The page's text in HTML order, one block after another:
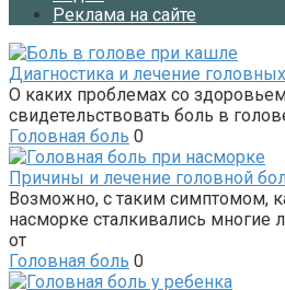
Реклама на сайте
Диагностика и лечение
О каких проблемах со
свидетельствовать боль в
Головная боль 0
Причины и лечение головной
Возможно, с таким симптомом,
насморке сталкивались многие
от
Головная боль 0